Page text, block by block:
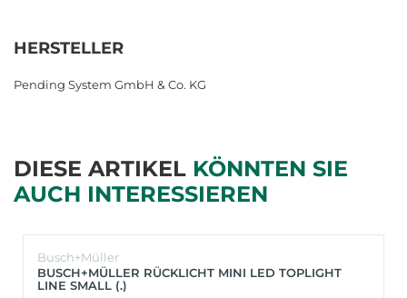
HERSTELLER
Pending System GmbH & Co. KG
DIESE ARTIKEL KÖNNTEN SIE
AUCH INTERESSIEREN
Busch+Müller
BUSCH+MÜLLER RÜCKLICHT MINI LED TOPLIGHT
LINE SMALL (.)